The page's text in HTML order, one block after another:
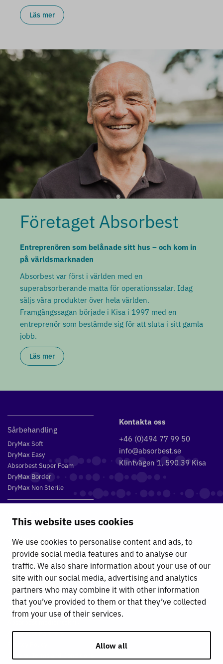
This website uses cookies
We use cookies to personalise content and ads, to
provide social media features and to analyse our
traffic. We also share information about your use of our
site with our social media, advertising and analytics
partners who may combine it with other information
that you’ve provided to them or that they’ve collected
from your use of their services.
Allow all
Läs mer
Företaget Absorbest
Entreprenören som belånade sitt hus – och kom in
på världsmarknaden
Absorbest var först i världen med en
superabsorberande matta för operationssalar. Idag
säljs våra produkter över hela världen.
Framgångssagan började i Kisa i 1997 med en
entreprenör som bestämde sig för att sluta i sitt gamla
jobb.
Läs mer
Sårbehandling
DryMax Soft
DryMax Easy
Absorbest Super Foam
DryMax Border
DryMax Non Sterile
DryMax 2.4
DryMax XL
DryMax Combimat
DryMax Triple
DryMax Comfort
DryMax Sterile
Absorbest
Absorbest medicinteknik
Absorbest Partners
Kontakta oss
+46 (0)494 77 99 50
info@absorbest.se
Klintvägen 1, 590 39 Kisa